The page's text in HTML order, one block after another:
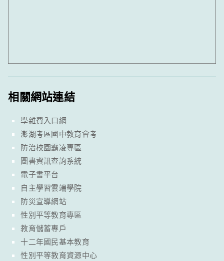
相關網站連結
學雜費入口網
澎湖考區國中教育會考
防治校園霸凌專區
圖書資訊查詢系統
電子書平台
自主學習雲端學院
防災宣導網站
性別平等教育專區
教育儲蓄專戶
十二年國民基本教育
性別平等教育資源中心